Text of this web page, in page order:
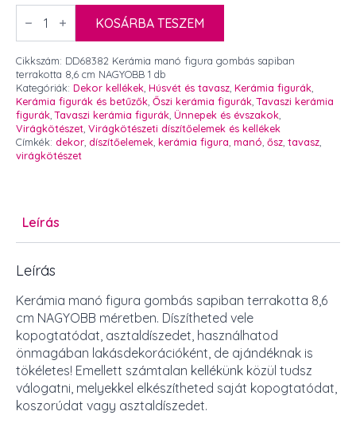
Kerámia
manó
sapiban
terrakotta
8,6
cm
NAGYOBB
1
db
mennyiség
KOSÁRBA TESZEM
Cikkszám: DD68382 Kerámia manó figura gombás sapiban
terrakotta 8,6 cm NAGYOBB 1 db
Kategóriák: Dekor kellékek, Húsvét és tavasz, Kerámia figurák,
Kerámia figurák és betűzők, Őszi kerámia figurák,Tavaszi kerámia
figurák,Tavaszi kerámia figurák, Ünnepek és évszakok,
Virágkötészet, Virágkötészeti díszítőelemek és kellékek
Címkék: dekor, díszítőelemek, kerámia figura, manó, ősz, tavasz,
virágkötészet
Leírás
Leírás
Kerámia manó figura gombás sapiban terrakotta 8,6
cm NAGYOBB méretben. Díszítheted vele
kopogtatódat, asztaldíszedet, használhatod
önmagában lakásdekorációként, de ajándéknak is
tökéletes! Emellett számtalan kellékünk közül tudsz
válogatni, melyekkel elkészítheted saját kopogtatódat,
koszorúdat vagy asztaldíszedet.